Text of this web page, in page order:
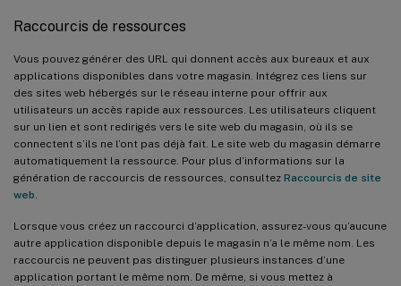
Raccourcis de ressources
Vous pouvez générer des URL qui donnent accès aux bureaux et aux
applications disponibles dans votre magasin. Intégrez ces liens sur
des sites web hébergés sur le réseau interne pour offrir aux
utilisateurs un accès rapide aux ressources. Les utilisateurs cliquent
sur un lien et sont redirigés vers le site web du magasin, où ils se
connectent s’ils ne l’ont pas déjà fait. Le site web du magasin démarre
automatiquement la ressource. Pour plus d’informations sur la
génération de raccourcis de ressources, consultez Raccourcis de site
web
Lorsque vous créez un raccourci d’application, assurez-vous qu’aucune
autre application disponible depuis le magasin n’a le même nom. Les
raccourcis ne peuvent pas distinguer plusieurs instances d’une
application portant le même nom. De même, si vous mettez à